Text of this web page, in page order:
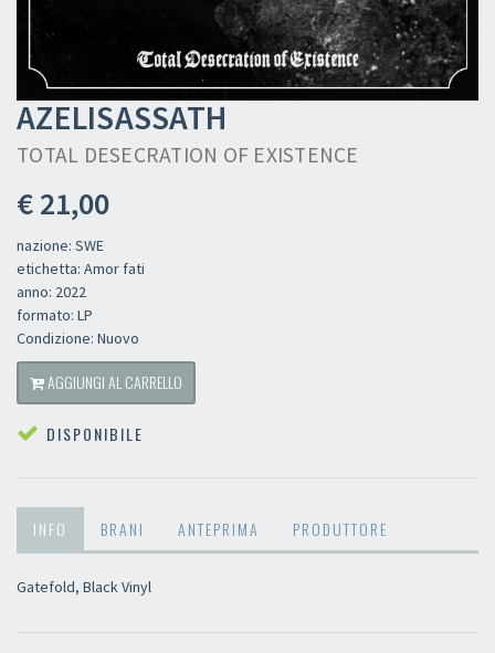
AZELISASSATH
TOTAL DESECRATION OF EXISTENCE
€ 21,00
nazione: SWE
etichetta: Amor fati
anno: 2022
formato: LP
Condizione: Nuovo
AGGIUNGI AL CARRELLO
DISPONIBILE
INFO BRANI ANTEPRIMA PRODUTTORE
Gatefold, Black Vinyl